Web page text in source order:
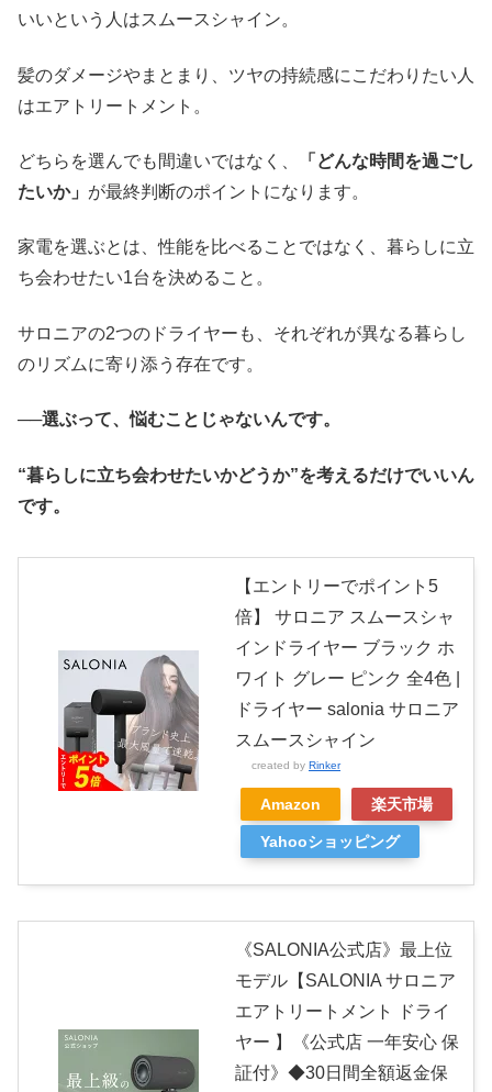
いいという人はスムースシャイン。
髪のダメージやまとまり、ツヤの持続感にこだわりたい人
はエアトリートメント。
どちらを選んでも間違いではなく、
「どんな時間を過ごし
たいか」 が最終判断のポイントになります。
家電を選ぶとは、性能を比べることではなく、暮らしに立
ち会わせたい1台を決めること。
サロニアの2つのドライヤーも、それぞれが異なる暮らし
のリズムに寄り添う存在です。
──選ぶって、悩むことじゃないんです。
“暮らしに立ち会わせたいかどうか”を考えるだけでいいん
です。
【エントリーでポイント5
倍】 サロニア スムースシャ
インドライヤー ブラック ホ
ワイト グレー ピンク 全4色 |
ドライヤー salonia サロニア
スムースシャイン
created by Rinker
Amazon 楽天市場
Yahooショッピング
《SALONIA公式店》最上位
モデル【SALONIA サロニア
エアトリートメント ドライ
ヤー 】《公式店 一年安心 保
証付》◆30日間全額返金保